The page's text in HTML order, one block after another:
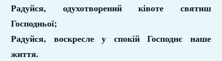
Радуйся, одухотворений ківоте святиш
Господньої;
Радуйся, воскресле у спокій Господнє наше
життя.